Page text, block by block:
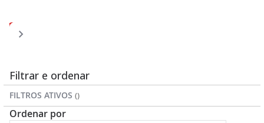
Você
esta
pagina
1 3
Filtrar e ordenar
FILTROS ATIVOS
Ordenar por